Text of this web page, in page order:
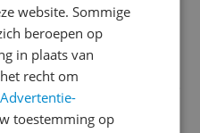
het schrijven van je
duurt het schrijven
de 3 en 10 minuten.
bezoekers een betere
maand kans op
website. Sommige
beroepen op
in plaats van
recht om
Advertentie-
toestemming op